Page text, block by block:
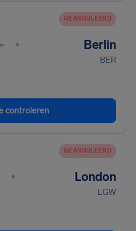
GEANNULEERD
• Berlin
BER
controleren
GEANNULEERD
• London
LGW